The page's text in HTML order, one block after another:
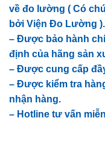
về đo lường ( Có
bởi Viện Đo Lường ).
– Được bảo hành
định của hãng sản
– Được cung cấp
– Được kiểm tra
nhận hàng.
– Hotline tư vấn